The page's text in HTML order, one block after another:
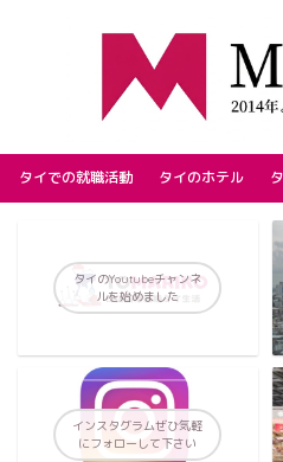
タイでの就職活動 タイのホテル
タイのYoutubeチャンネ
ルを始めました
インスタグラムぜひ気軽
にフォローして下さい